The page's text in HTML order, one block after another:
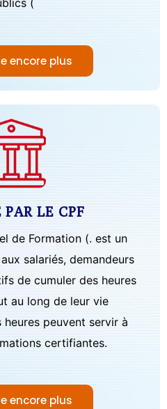
(
encore plus
LE CPF
de Formation (. est un
salariés, demandeurs
de cumuler des heures
au long de leur vie
heures peuvent servir à
certifiantes.
encore plus